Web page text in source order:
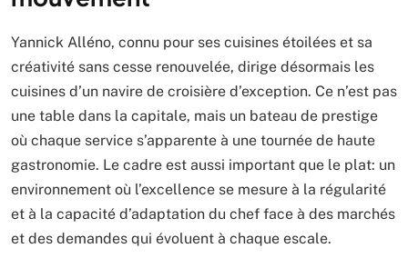
Yannick Alléno, connu pour ses cuisines étoilées et sa
créativité sans cesse renouvelée, dirige désormais les
cuisines d’un navire de croisière d’exception. Ce n’est pas
une table dans la capitale, mais un bateau de prestige
où chaque service s’apparente à une tournée de haute
gastronomie. Le cadre est aussi important que le plat: un
environnement où l’excellence se mesure à la régularité
et à la capacité d’adaptation du chef face à des marchés
et des demandes qui évoluent à chaque escale.